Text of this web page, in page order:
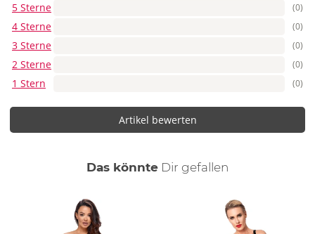
5 Sterne (0)
4 Sterne (0)
3 Sterne (0)
2 Sterne (0)
1 Stern (0)
Artikel bewerten
Das könnte Dir auch
gefallen